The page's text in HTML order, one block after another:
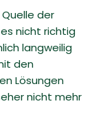
der
nicht richtig
langweilig
den
Lösungen
nicht mehr